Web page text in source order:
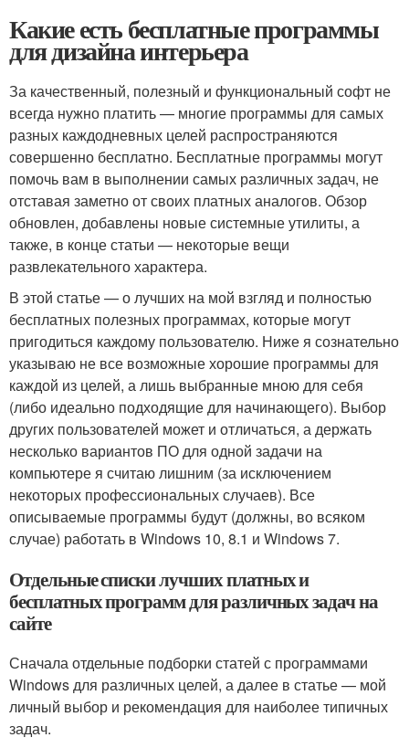
Какие есть бесплатные программы
для дизайна интерьера
За качественный, полезный и функциональный софт не
всегда нужно платить — многие программы для самых
разных каждодневных целей распространяются
совершенно бесплатно. Бесплатные программы могут
помочь вам в выполнении самых различных задач, не
отставая заметно от своих платных аналогов. Обзор
обновлен, добавлены новые системные утилиты, а
также, в конце статьи — некоторые вещи
развлекательного характера.
В этой статье — о лучших на мой взгляд и полностью
бесплатных полезных программах, которые могут
пригодиться каждому пользователю. Ниже я сознательно
указываю не все возможные хорошие программы для
каждой из целей, а лишь выбранные мною для себя
(либо идеально подходящие для начинающего). Выбор
других пользователей может и отличаться, а держать
несколько вариантов ПО для одной задачи на
компьютере я считаю лишним (за исключением
некоторых профессиональных случаев). Все
описываемые программы будут (должны, во всяком
случае) работать в Windows 10, 8.1 и Windows 7.
Отдельные списки лучших платных и
бесплатных программ для различных задач на
сайте
Сначала отдельные подборки статей с программами
Windows для различных целей, а далее в статье — мой
личный выбор и рекомендация для наиболее типичных
задач.